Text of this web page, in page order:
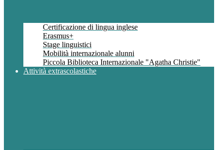
Certificazione di lingua inglese
Erasmus+
Stage linguistici
Mobilità internazionale alunni
Piccola Biblioteca Internazionale "Agatha Christie"
Attività extrascolastiche